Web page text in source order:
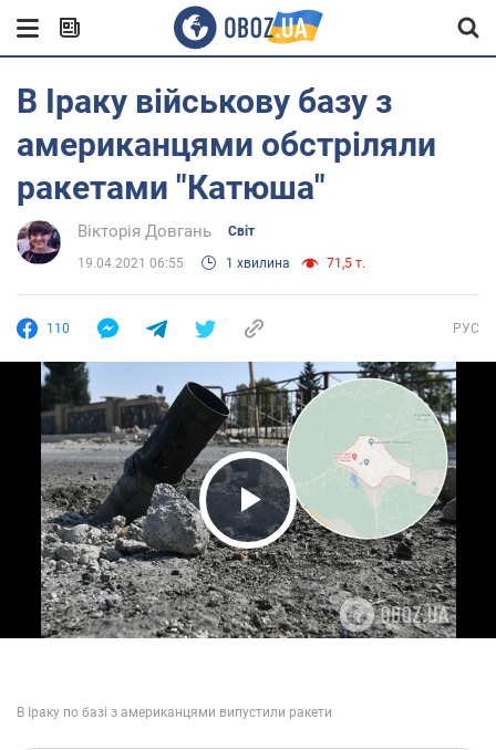
В Іраку військову базу з
американцями обстріляли
ракетами "Катюша"
Вікторія Довгань Світ
19.04.2021 06:55 1 хвилина 71,5 т.
110 РУС
Play Video